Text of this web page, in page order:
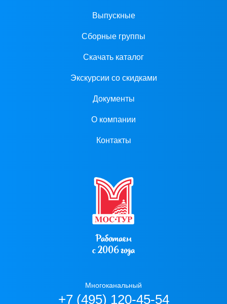
Выпускные
Сборные группы
Скачать каталог
Экскурсии со скидками
Документы
О компании
Контакты
Работаем
с 2006 года
Многоканальный
+7 (495) 120-45-54